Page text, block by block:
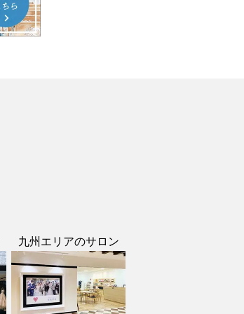
九州エリアのサロン